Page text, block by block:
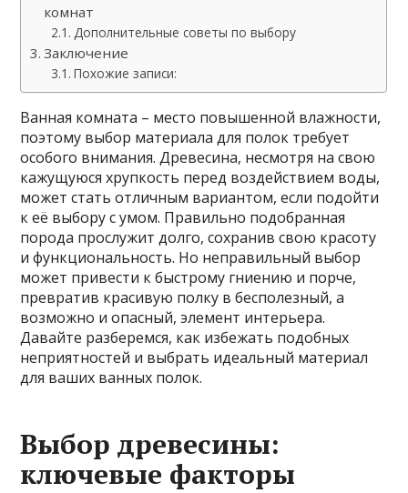
комнат
Дополнительные советы по выбору
Заключение
Похожие записи:
Ванная комната – место повышенной влажности,
поэтому выбор материала для полок требует
особого внимания. Древесина, несмотря на свою
кажущуюся хрупкость перед воздействием воды,
может стать отличным вариантом, если подойти
к её выбору с умом. Правильно подобранная
порода прослужит долго, сохранив свою красоту
и функциональность. Но неправильный выбор
может привести к быстрому гниению и порче,
превратив красивую полку в бесполезный, а
возможно и опасный, элемент интерьера.
Давайте разберемся, как избежать подобных
неприятностей и выбрать идеальный материал
для ваших ванных полок.
Выбор древесины:
ключевые факторы